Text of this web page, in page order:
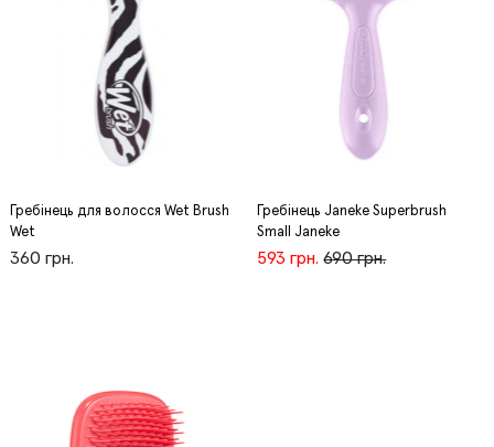
Гребінець для волосся Wet Brush
Wet
360 грн.
Гребінець Janeke Superbrush
Small Janeke
593 грн. 690 грн.